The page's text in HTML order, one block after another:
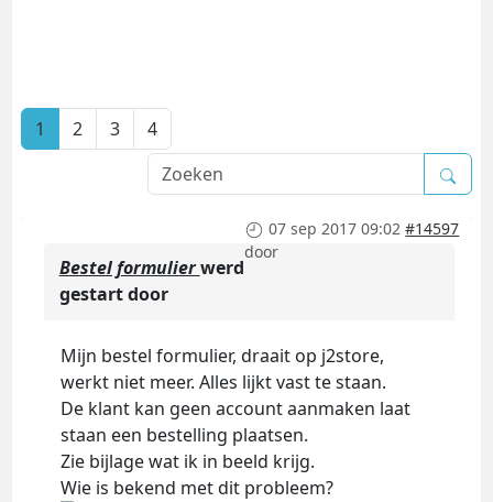
1 2 3 4
07 sep 2017 09:02 #14597
door
Bestel formulierwerd
gestart door
Mijn bestel formulier, draait op j2store,
werkt niet meer. Alles lijkt vast te staan.
De klant kan geen account aanmaken laat
staan een bestelling plaatsen.
Zie bijlage wat ik in beeld krijg.
Wie is bekend met dit probleem?